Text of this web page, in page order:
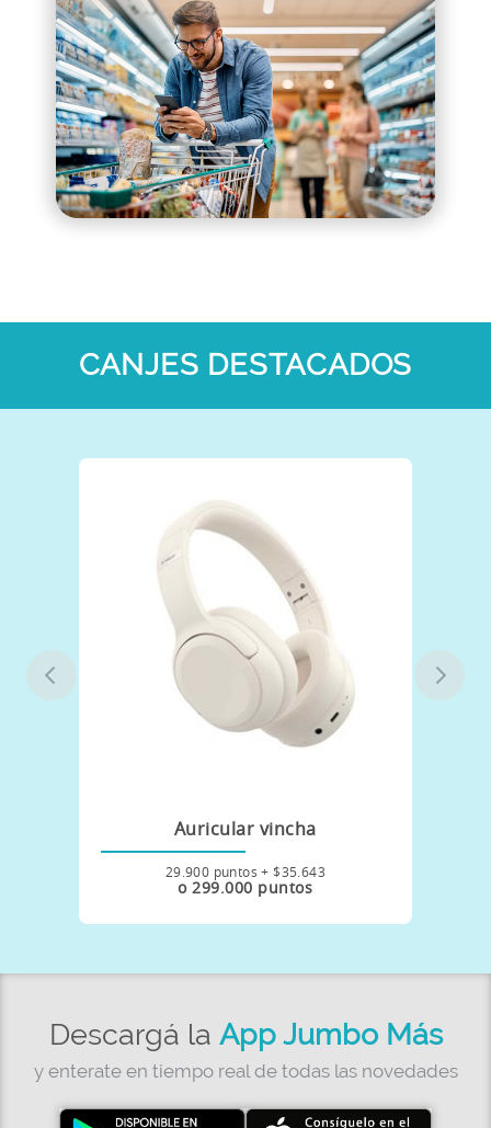
CANJES DESTACADOS
Auricular vincha
29.900 puntos + $35.643
o 299.000 puntos
Descargá la App Jumbo Más
y enterate en tiempo real de todas las novedades